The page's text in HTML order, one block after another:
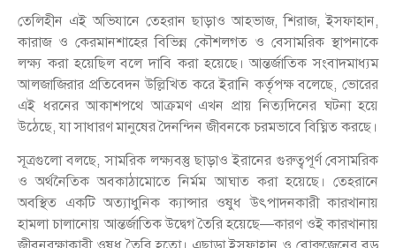
তেলিহীন এই অভিযানে তেহরান ছাড়াও আহভাজ, শিরাজ, ইসফাহান,
কারাজ ও কেরমানশাহের বিভিন্ন কৌশলগত ও বেসামরিক স্থাপনাকে
লক্ষ্য করা হয়েছিল বলে দাবি করা হয়েছে। আন্তর্জাতিক সংবাদমাধ্যম
আলজাজিরার প্রতিবেদন উল্লিখিত করে ইরানি কর্তৃপক্ষ বলেছে, ভোরের
এই ধরনের আকাশপথে আক্রমণ এখন প্রায় নিত্যদিনের ঘটনা হয়ে
উঠেছে, যা সাধারণ মানুষের দৈনন্দিন জীবনকে চরমভাবে বিঘ্নিত করছে।
সূত্রগুলো বলছে, সামরিক লক্ষ্যবস্তু ছাড়াও ইরানের গুরুত্বপূর্ণ বেসামরিক
ও অর্থনৈতিক অবকাঠামোতে নির্মম আঘাত করা হয়েছে। তেহরানে
অবস্থিত একটি অত্যাধুনিক ক্যান্সার ওষুধ উৎপাদনকারী কারখানায়
হামলা চালানোয় আন্তর্জাতিক উদ্বেগ তৈরি হয়েছে—কারণ ওই কারখানায়